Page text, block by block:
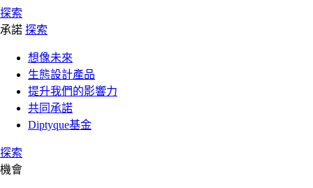
探索
承諾 探索
想像未來
生態設計產品
提升我們的影響力
共同承諾
Diptyque基金
探索
機會